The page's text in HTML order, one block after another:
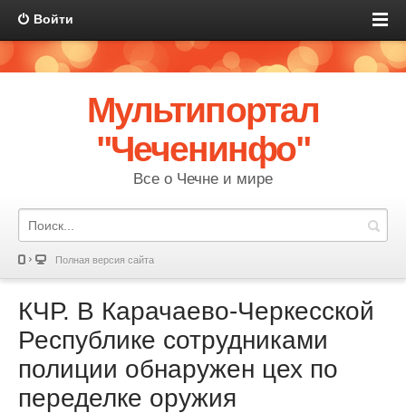
Войти
Мультипортал
"Чеченинфо"
Все о Чечне и мире
Полная версия сайта
КЧР. В Карачаево-Черкесской
Республике сотрудниками
полиции обнаружен цех по
переделке оружия